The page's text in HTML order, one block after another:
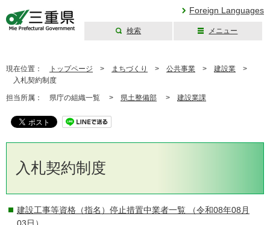
Foreign Languages
検索 メニュー
現在位置： トップページ > まちづくり > 公共事業 > 建設業 >
入札契約制度
担当所属： 県庁の組織一覧 > 県土整備部 > 建設業課
入札契約制度
建設工事等資格（指名）停止措置中業者一覧 （令和08年08月